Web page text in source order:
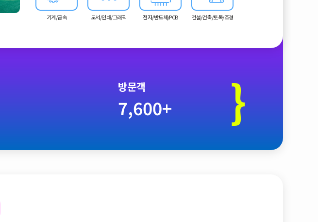
기계/금속 도서/인쇄/그래픽 전자/반도체/PCB 건설/건축/토목/조경
방문객
7,600+ }